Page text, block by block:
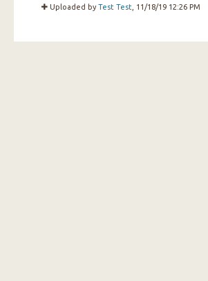
Uploaded byTest Test , 11/18/19 12:26 PM